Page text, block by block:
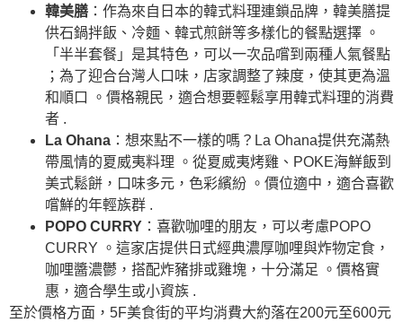
韓美膳 ：作為來自日本的韓式料理連鎖品牌，韓美膳提
供石鍋拌飯、冷麵、韓式煎餅等多樣化的餐點選擇 。
「半半套餐」是其特色，可以一次品嚐到兩種人氣餐點
；為了迎合台灣人口味，店家調整了辣度，使其更為溫
和順口 。價格親民，適合想要輕鬆享用韓式料理的消費
者 .
La Ohana ：想來點不一樣的嗎？La Ohana提供充滿熱
帶風情的夏威夷料理 。從夏威夷烤雞、POKE海鮮飯到
美式鬆餅，口味多元，色彩繽紛 。價位適中，適合喜歡
嚐鮮的年輕族群 .
POPO CURRY ：喜歡咖哩的朋友，可以考慮POPO
CURRY 。這家店提供日式經典濃厚咖哩與炸物定食，
咖哩醬濃鬱，搭配炸豬排或雞塊，十分滿足 。價格實
惠，適合學生或小資族 .
至於價格方面，5F美食街的平均消費大約落在200元至600元